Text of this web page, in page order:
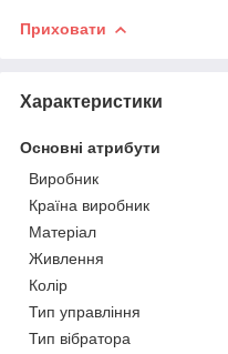
Приховати
Характеристики
Основні атрибути
Виробник
Країна виробник
Матеріал
Живлення
Колір
Тип управління
Тип вібратора